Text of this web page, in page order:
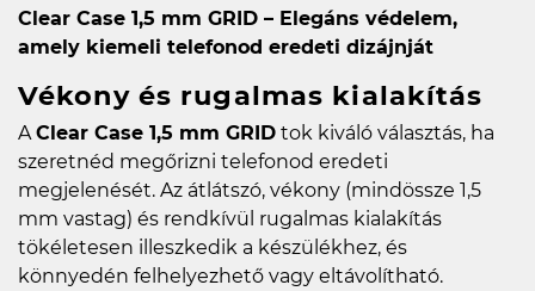
Clear Case 1,5 mm GRID – Elegáns védelem,
amely kiemeli telefonod eredeti dizájnját
Vékony és rugalmas kialakítás
AClear Case 1,5 mm GRID tok kiváló választás, ha
szeretnéd megőrizni telefonod eredeti
megjelenését. Az átlátszó, vékony (mindössze 1,5
mm vastag) és rendkívül rugalmas kialakítás
tökéletesen illeszkedik a készülékhez, és
könnyedén felhelyezhető vagy eltávolítható.